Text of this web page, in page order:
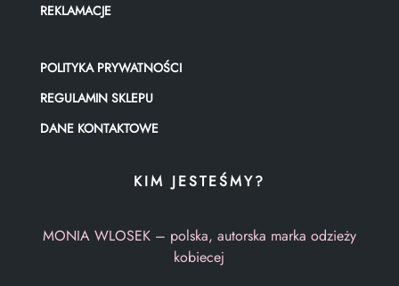
REKLAMACJE
POLITYKA PRYWATNOŚCI
REGULAMIN SKLEPU
DANE KONTAKTOWE
KIM JESTEŚMY?
MONIA WLOSEK – polska, autorska marka odzieży
kobiecej